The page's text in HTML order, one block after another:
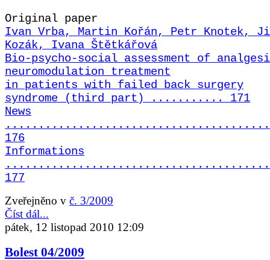
Original paper
Ivan Vrba, Martin Kořán, Petr Knotek,
Kozák, Ivana Štětkářová
Bio-psycho-social assessment of
neuromodulation treatment
in patients with failed back surgery
syndrome (third part) ........... 171
News
176
Informations
177
Zveřejněno v č. 3/2009
Číst dál...
pátek, 12 listopad 2010 12:09
Bolest 04/2009